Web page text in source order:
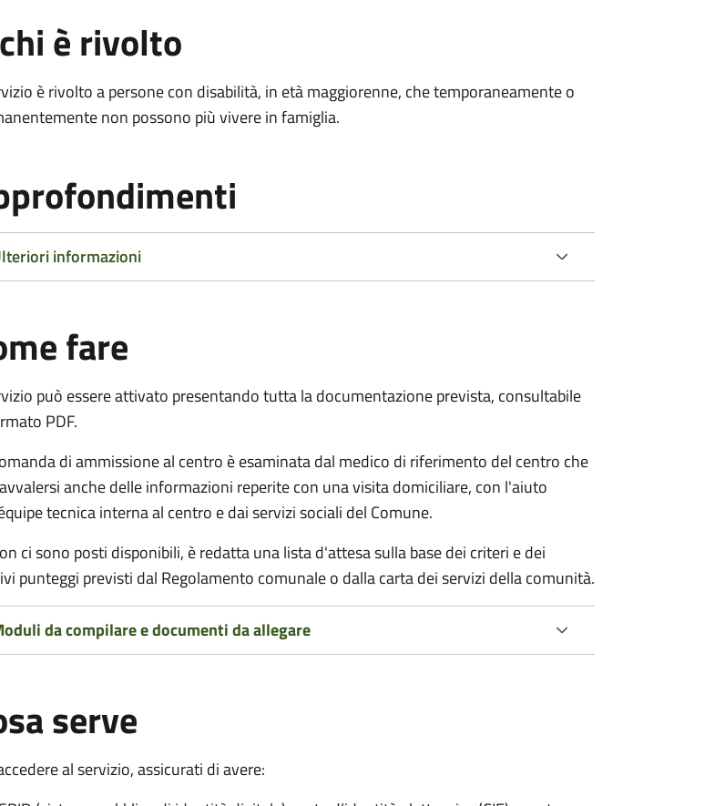
è rivolto
è rivolto a persone con disabilità, in età maggiorenne, che temporaneamente o
non possono più vivere in famiglia.
informazioni
fare
può essere attivato presentando tutta la documentazione prevista, consultabile
PDF.
di ammissione al centro è esaminata dal medico di riferimento del centro che
anche delle informazioni reperite con una visita domiciliare, con l'aiuto
tecnica interna al centro e dai servizi sociali del Comune.
ci sono posti disponibili, è redatta una lista d'attesa sulla base dei criteri e dei
punteggi previsti dal Regolamento comunale o dalla carta dei servizi della comunità.
da compilare e documenti da allegare
serve
al servizio, assicurati di avere: